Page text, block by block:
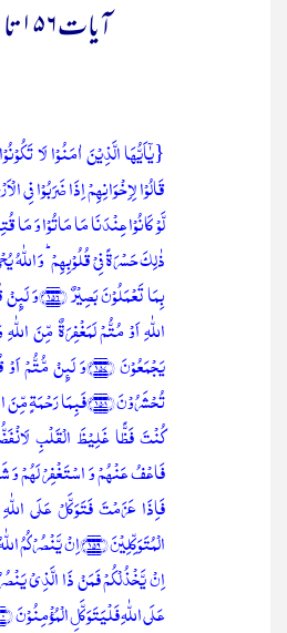
آیات۱۵۶ تا ۱۸۰
{یٰۤاَیُّہَا الَّذِیۡنَ اٰمَنُوۡا لَا
قَالُوۡا لِاِخۡوَانِہِمۡ اِذَا ضَرَبُوۡا فِی
لَّوۡ کَانُوۡا عِنۡدَنَا مَا مَاتُوۡا وَ مَا
ذٰلِکَ حَسۡرَۃً فِیۡ قُلُوۡبِہِمۡ ؕ وَ اللّٰہُ
بِمَا تَعۡمَلُوۡنَ
اللّٰہِ اَوۡ مُتُّمۡ لَمَغۡفِرَۃٌ مِّنَ
یَجۡمَعُوۡنَ ﴿۱۵۷﴾وَ لَئِنۡ
تُحۡشَرُوۡنَ ﴿۱۵۸﴾فَبِمَا
کُنۡتَ فَظًّا غَلِیۡظَ الۡقَلۡبِ
فَاعۡفُ عَنۡہُمۡ وَ اسۡتَغۡفِرۡ لَہُمۡ وَ
فَاِذَا عَزَمۡتَ فَتَوَکَّلۡ عَلَی
الۡمُتَوَکِّلِیۡنَ ﴿۱۵۹﴾اِنۡ
اِنۡ یَّخۡذُلۡکُمۡ فَمَنۡ ذَا الَّذِیۡ